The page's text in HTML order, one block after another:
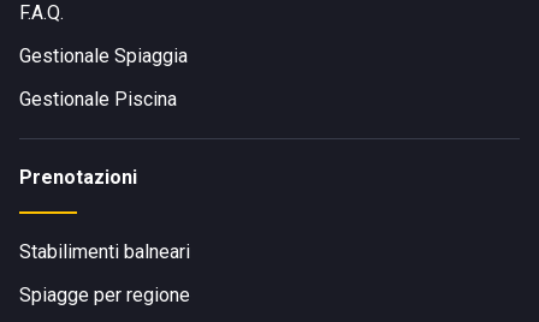
F.A.Q.
Gestionale Spiaggia
Gestionale Piscina
Prenotazioni
Stabilimenti balneari
Spiagge per regione